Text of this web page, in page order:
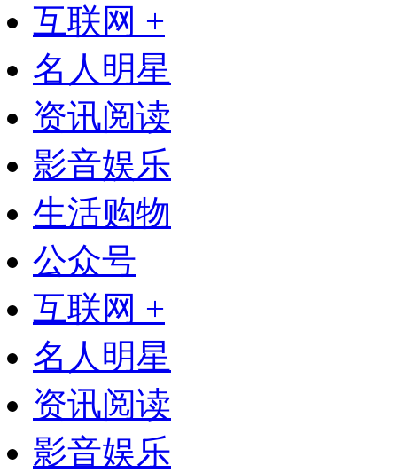
互联网 +
名人明星
资讯阅读
影音娱乐
生活购物
公众号
互联网 +
名人明星
资讯阅读
影音娱乐